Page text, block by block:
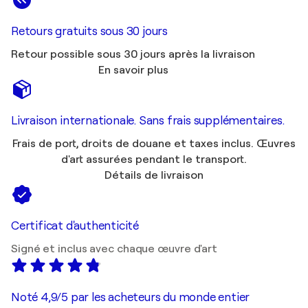
Retours gratuits sous 30 jours
Retour possible sous 30 jours après la livraison
En savoir plus
Livraison internationale. Sans frais supplémentaires.
Frais de port, droits de douane et taxes inclus. Œuvres
d'art assurées pendant le transport.
Détails de livraison
Certificat d'authenticité
Signé et inclus avec chaque œuvre d'art
Noté 4,9/5 par les acheteurs du monde entier